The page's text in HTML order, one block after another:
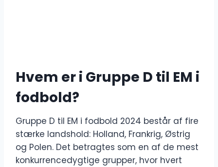
Hvem er i Gruppe D til EM i
fodbold?
Gruppe D til EM i fodbold 2024 består af fire
stærke landshold: Holland, Frankrig, Østrig
og Polen. Det betragtes som en af ​​de mest
konkurrencedygtige grupper, hvor hvert